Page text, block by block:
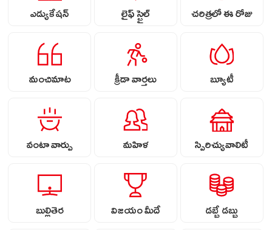
ఎడ్యుకేషన్ లైఫ్ స్టైల్ చరిత్రలో ఈ రోజు
మంచిమాట క్రీడా వార్తలు బ్యూటీ
వంటా వార్పు మహిళ స్పిరిచ్యువాలిటీ
బుల్లితెర విజయం మీదే డబ్బే డబ్బు